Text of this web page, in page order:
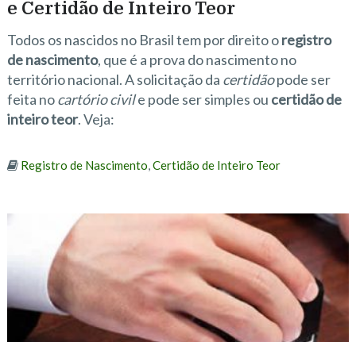
e Certidão de Inteiro Teor
Todos os nascidos no Brasil tem por direito oregistro
de nascimento, que é a prova do nascimento no
território nacional. A solicitação da certidãopode ser
feita nocartório civile pode ser simples ou certidão de
inteiro teor. Veja:
Registro de Nascimento,Certidão de Inteiro Teor